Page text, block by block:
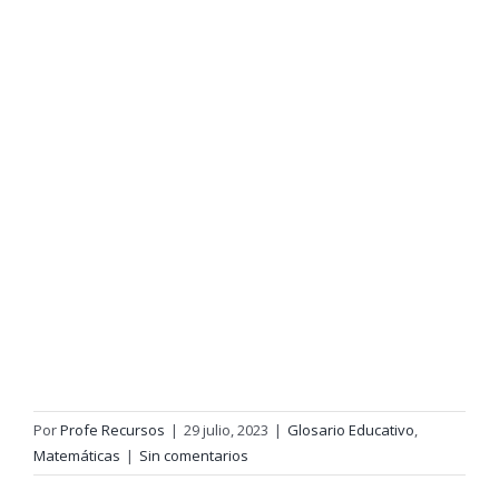
PorProfe Recursos | 29 julio, 2023 | Glosario Educativo,
Matemáticas | Sin comentarios